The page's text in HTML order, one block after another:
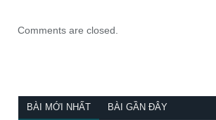
Comments are closed.
BÀI MỚI NHẤT BÀI GẦN ĐÂY